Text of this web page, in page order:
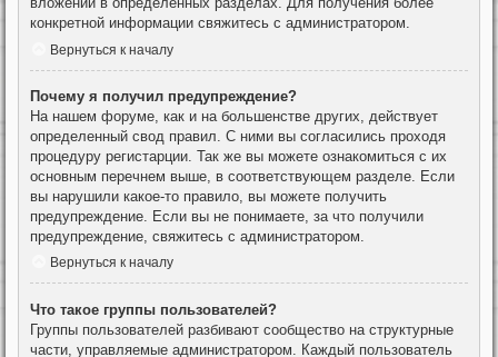
конкретной информации свяжитесь с администратором.
Вернуться к началу
Почему я получил предупреждение?
На нашем форуме, как и на большенстве других, действует
определенный свод правил. С ними вы согласились проходя
процедуру регистарции. Так же вы можете ознакомиться с их
основным перечнем выше, в соответствующем разделе. Если
вы нарушили какое-то правило, вы можете получить
предупреждение. Если вы не понимаете, за что получили
предупреждение, свяжитесь с администратором.
Вернуться к началу
Что такое группы пользователей?
Группы пользователей разбивают сообщество на структурные
части, управляемые администратором. Каждый пользователь